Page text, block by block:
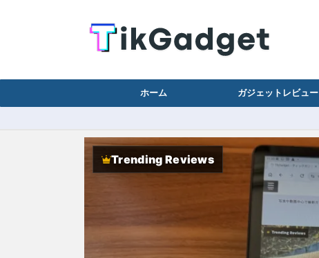
ホーム ガジェットレビュー
Trending Reviews